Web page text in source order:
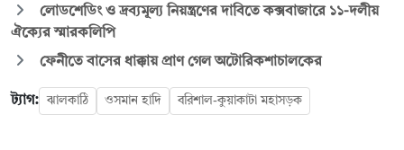
লোডশেডিং ও দ্রব্যমূল্য নিয়ন্ত্রণের দাবিতে কক্সবাজারে ১১-দলীয়
ঐক্যের স্মারকলিপি
ফেনীতে বাসের ধাক্কায় প্রাণ গেল অটোরিকশাচালকের
ট্যাগ: ঝালকাঠি ওসমান হাদি বরিশাল-কুয়াকাটা মহাসড়ক